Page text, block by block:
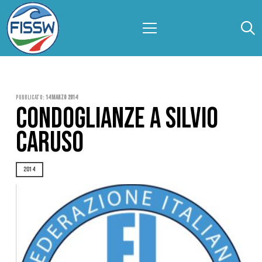
Pubblicato: 14 Marzo 2014
CONDOGLIANZE A SILVIO
CARUSO
2014